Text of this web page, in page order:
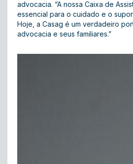
advocacia. “A nossa Caixa de
essencial para o cuidado e o
Hoje, a Casag é um verdadeiro
advocacia e seus familiares.”